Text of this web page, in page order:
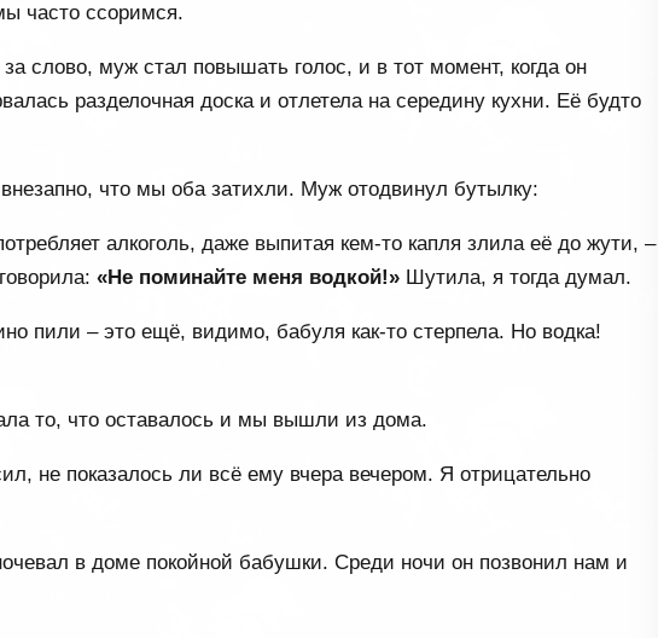
часто ссоримся.
слово, муж стал повышать голос, и в тот момент, когда он
разделочная доска и отлетела на середину кухни. Её будто
что мы оба затихли. Муж отодвинул бутылку:
алкоголь, даже выпитая кем-то капля злила её до жути, –
«Не поминайте меня водкой!» Шутила, я тогда думал.
пили – это ещё, видимо, бабуля как-то стерпела. Но водка!
то, что оставалось и мы вышли из дома.
не показалось ли всё ему вчера вечером. Я отрицательно
в доме покойной бабушки. Среди ночи он позвонил нам и